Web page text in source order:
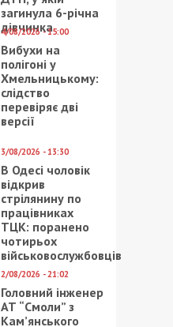
загинула 6-річна
дівчинка
4/08/2026 - 15:00
Вибухи на
полігоні у
Хмельницькому:
слідство
перевіряє дві
версії
3/08/2026 - 13:30
В Одесі чоловік
відкрив
стрілянину по
працівниках
ТЦК: поранено
чотирьох
військовослужбовців
2/08/2026 - 21:02
Головний інженер
АТ “Смоли” з
Кам’янського